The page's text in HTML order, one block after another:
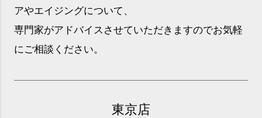
アやエイジングについて、
専門家がアドバイスさせていただきますのでお気軽
にご相談ください。
東京店